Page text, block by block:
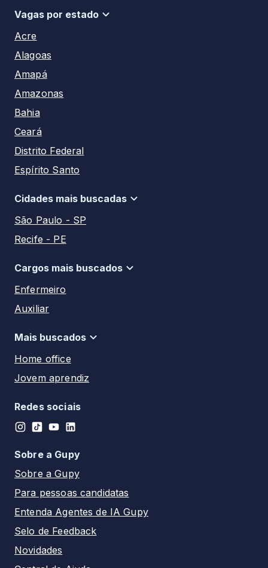
Vagas por estado
Acre
Alagoas
Amapá
Amazonas
Bahia
Ceará
Distrito Federal
Espírito Santo
Mato Grosso
Mato Grosso do Sul
Minas Gerais
Pará
Paraíba
Pernambuco
Piauí
Rio de Janeiro
Rio Grande do Norte
Rio Grande do Sul
Roraima
Santa Catarina
São Paulo
Sergipe
Tocantins
Cidades mais buscadas
São Paulo - SP
Recife - PE
Aracaju - SE
Rio de Janeiro - RJ
Tatuí - SP
Santos - SP
Franca - SP
Cargos mais buscados
Enfermeiro
Auxiliar
Técnico de enfermagem
Auxiliar administrativo
Recepcionista
Analista
Advogado
Mais buscados
Home office
Jovem aprendiz
Redes sociais
Sobre a Gupy
Sobre a Gupy
Para pessoas candidatas
Entenda Agentes de IA Gupy
Selo de Feedback
Novidades